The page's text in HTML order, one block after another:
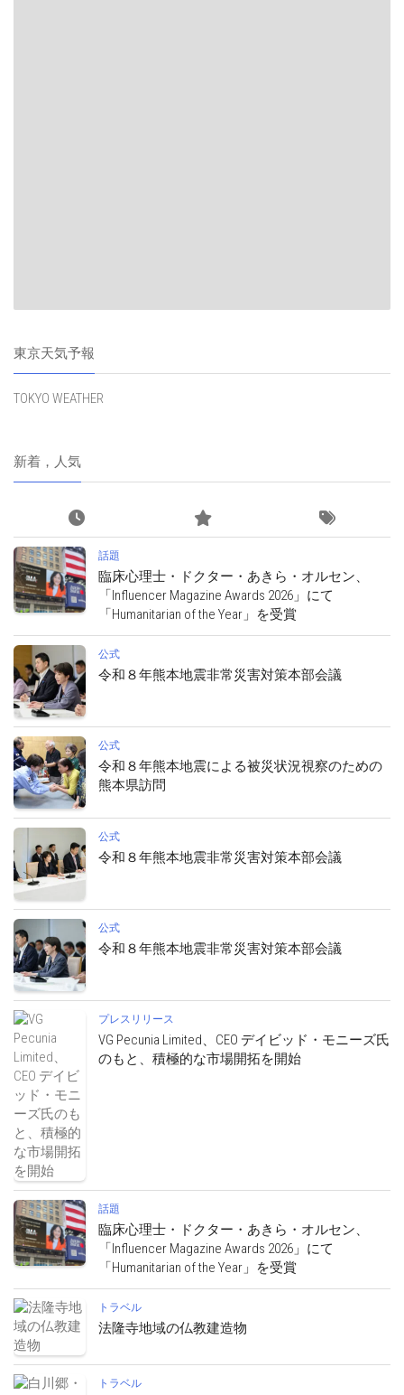
東京天気予報
TOKYO WEATHER
新着，人気
話題
臨床心理士・ドクター・あきら・オルセン、
「Influencer Magazine Awards 2026」にて
「Humanitarian of the Year」を受賞
公式
令和８年熊本地震非常災害対策本部会議
公式
令和８年熊本地震による被災状況視察のための
熊本県訪問
公式
令和８年熊本地震非常災害対策本部会議
公式
令和８年熊本地震非常災害対策本部会議
プレスリリース
VG Pecunia Limited、CEO デイビッド・モニーズ氏
のもと、積極的な市場開拓を開始
話題
臨床心理士・ドクター・あきら・オルセン、
「Influencer Magazine Awards 2026」にて
「Humanitarian of the Year」を受賞
トラベル
法隆寺地域の仏教建造物
トラベル